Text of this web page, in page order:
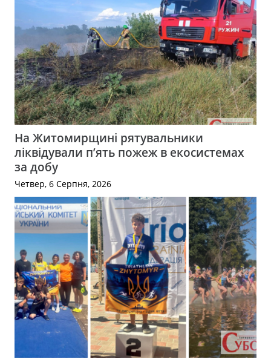
На Житомирщині рятувальники
ліквідували п’ять пожеж в екосистемах
за добу
Четвер, 6 Серпня, 2026